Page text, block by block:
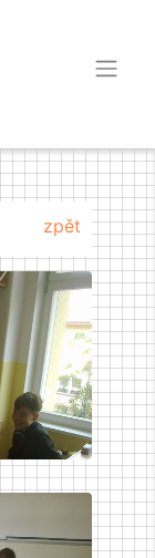
zpět